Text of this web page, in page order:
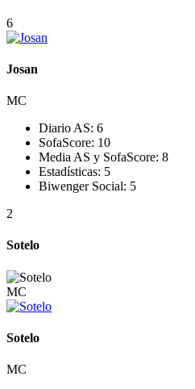
6
Josan
MC
Diario AS: 6
SofaScore: 10
Media AS y SofaScore: 8
Estadísticas: 5
Biwenger Social: 5
2
Sotelo
MC
Sotelo
MC